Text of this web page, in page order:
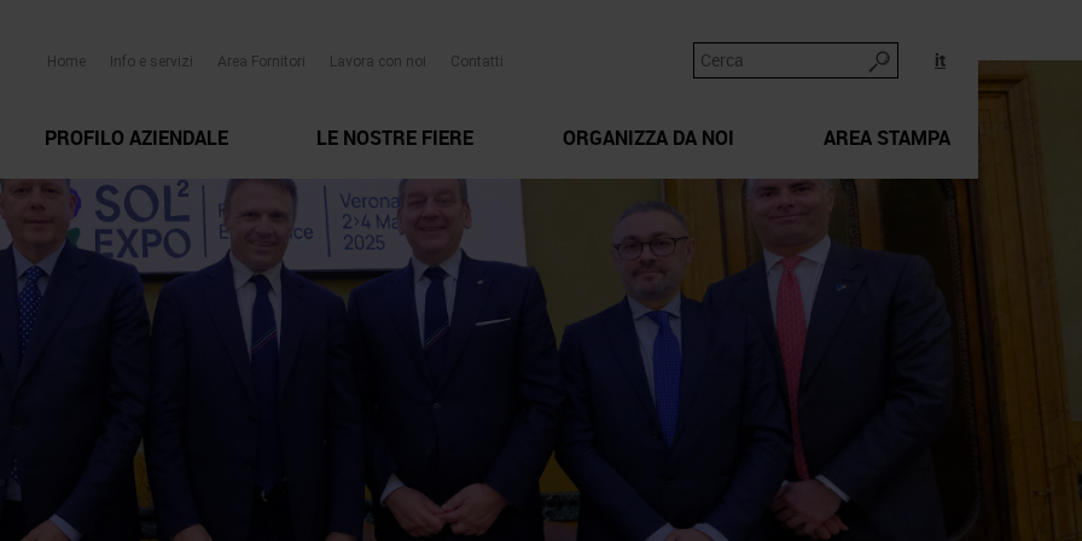
it
Home Info e servizi Area Fornitori Lavora con noi Contatti
PROFILO AZIENDALE LE NOSTRE FIERE ORGANIZZA DA NOI AREA STAMPA